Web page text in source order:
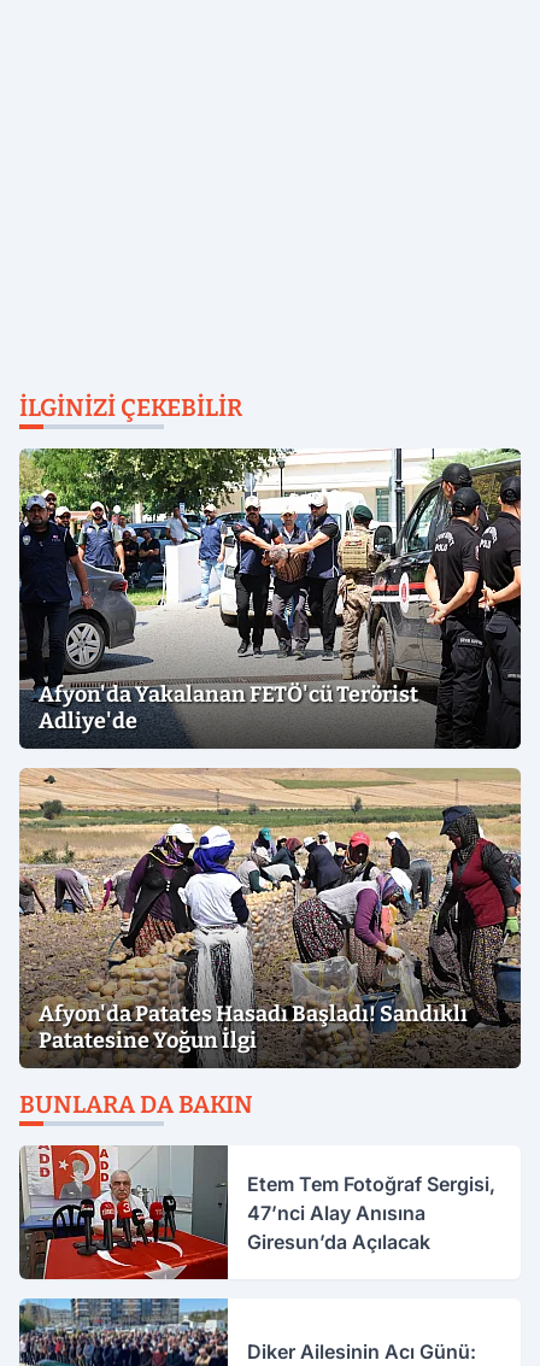
İLGINIZI ÇEKEBILIR
Afyon'da Yakalanan FETÖ'cü Terörist
Adliye'de
Afyon'da Patates Hasadı Başladı! Sandıklı
Patatesine Yoğun İlgi
BUNLARA DA BAKIN
Etem Tem Fotoğraf Sergisi,
47’nci Alay Anısına
Giresun’da Açılacak
Diker Ailesinin Acı Günü: